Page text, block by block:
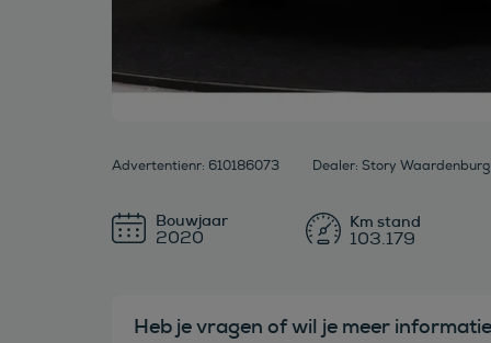
Advertentienr: 610186073 Dealer: Story
Bouwjaar
2020 103.179
Heb je vragen of wil je meer